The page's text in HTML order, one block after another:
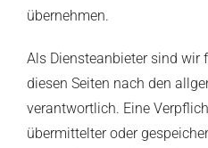
übernehmen.
Als Diensteanbieter sind wir
diesen Seiten nach den
verantwortlich. Eine
übermittelter oder